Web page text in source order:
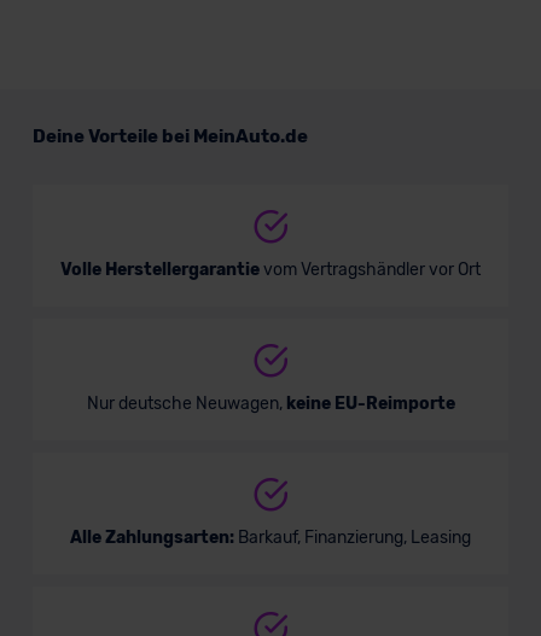
Deine Vorteile bei MeinAuto.de
Volle Herstellergarantievom Vertragshändler vor Ort
Nur deutsche Neuwagen, keine EU-Reimporte
Alle Zahlungsarten: Barkauf, Finanzierung, Leasing